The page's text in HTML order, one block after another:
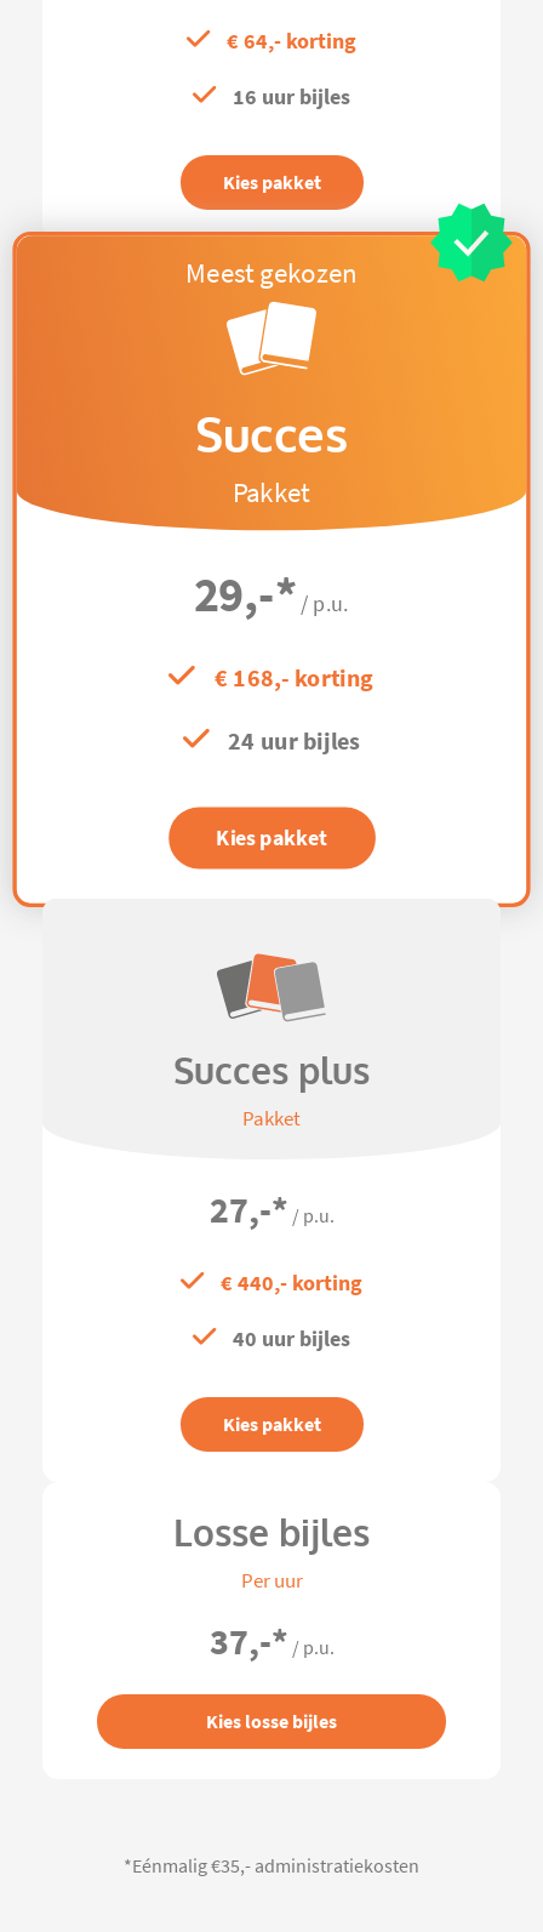
€ 64,- korting
16 uur bijles
Kies pakket
Succes
Pakket
29,-* / p.u.
€ 168,- korting
24 uur bijles
Kies pakket
Succes plus
Pakket
27,-* / p.u.
€ 440,- korting
40 uur bijles
Kies pakket
Losse bijles
Per uur
37,-* / p.u.
Kies losse bijles
*Eénmalig €35,- administratiekosten